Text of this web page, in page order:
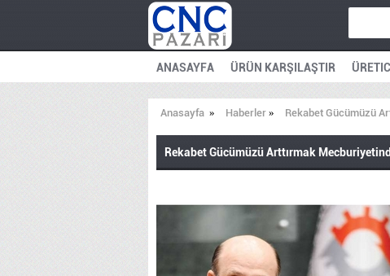
ANASAYFA ÜRÜN KARŞILAŞTIR
Anasayfa» Haberler» Rekabet Gücümüzü
Rekabet Gücümüzü Arttırmak